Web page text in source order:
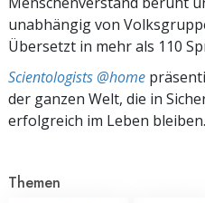
unabhängig von
Übersetzt in mehr als 110
Scientologists @home
der ganzen Welt, die in
erfolgreich im Leben bleiben.
Themen